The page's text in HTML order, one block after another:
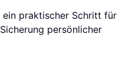
praktischer Schritt für
persönlicher